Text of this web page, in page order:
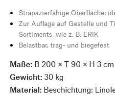
Strapazierfähige Oberfläche:
Zur Auflage auf Gestelle und
Sortiments, wie z. B. ERIK
Belastbar, trag- und biegefest
Maße: B 200 × T 90 × H 3 cm
Gewicht: 30 kg
Material: Beschichtung: